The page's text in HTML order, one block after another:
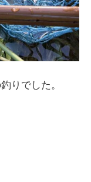
りでした。